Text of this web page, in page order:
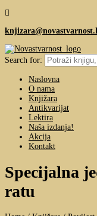

Search for:
Naslovna
O nama
Knjižara
Antikvarijat
Lektira
Naša izdanja!
Akcija
Kontakt
Specijalna
ratu